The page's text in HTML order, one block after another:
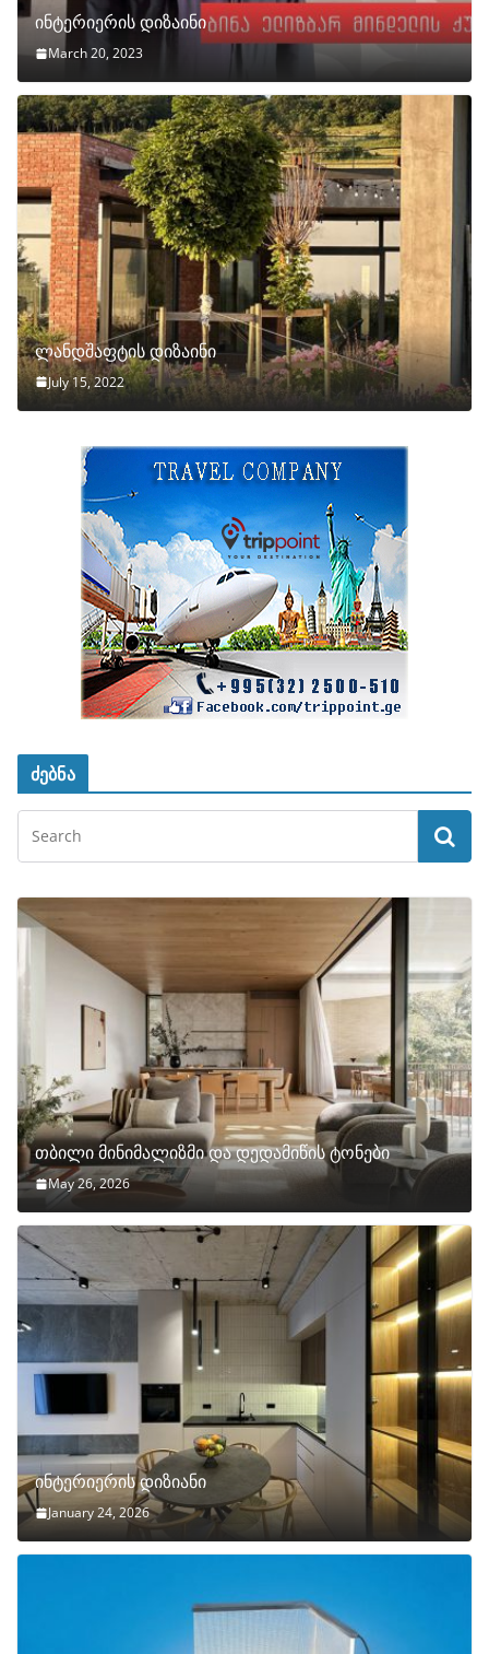
ინტერიერის დიზაინი
March 20, 2023
ლანდშაფტის დიზაინი
July 15, 2022
ძებნა
თბილი მინიმალიზმი და დედამიწის ტონები
May 26, 2026
ინტერიერის დიზიანი
January 24, 2026